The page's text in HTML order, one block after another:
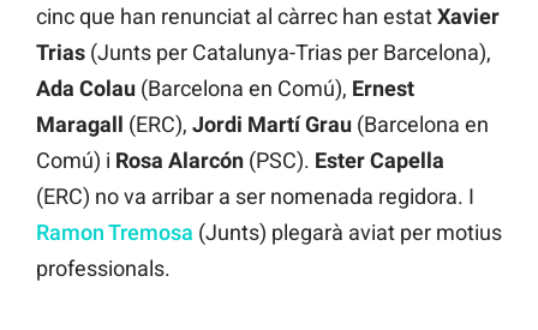
cinc que han renunciat al càrrec han estatXavier
Trias (Junts per Catalunya-Trias per Barcelona),
Ada Colau (Barcelona en Comú), Ernest
Maragall (ERC), Jordi Martí Grau (Barcelona en
Comú) i Rosa Alarcón (PSC). Ester Capella
(ERC) no va arribar a ser nomenada regidora. I
Ramon Tremosa (Junts) plegarà aviat per motius
professionals.